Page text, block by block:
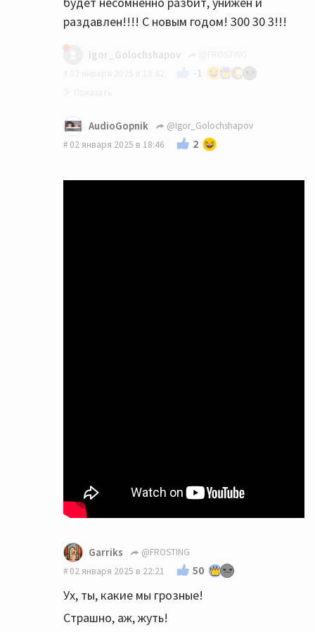
раздавлен!!!! С новым годом! 300 30 3!!!
Igor_Golochshapov
-1
AudioGopnik
@Igor_Golochshapov
02 января 2025 в 18:46
2
Garriks
@FROSTING
02 января 2025 в 22:21
50
Ух, ты, какие мы грозные!
Страшно, аж, жуть!